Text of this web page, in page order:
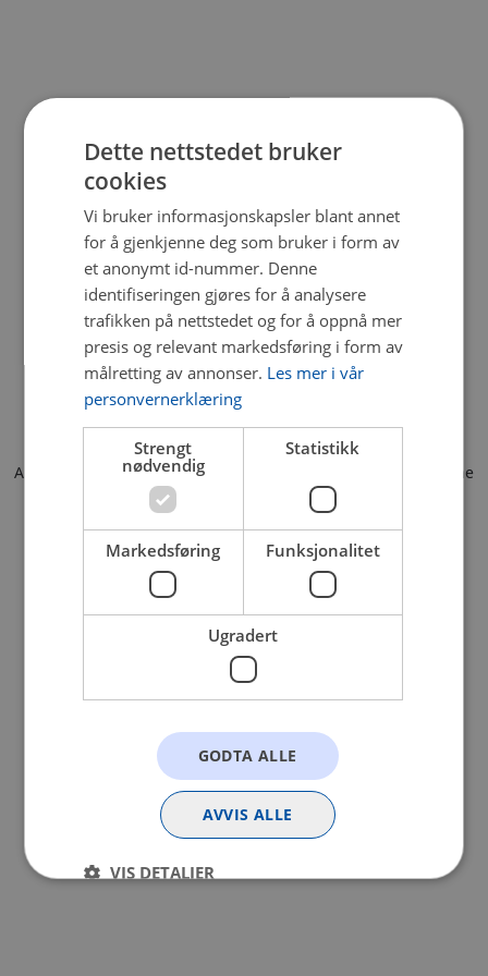
Application error: a client-side exception has occurred (see the
browser console for more information).
Dette nettstedet bruker
cookies
Vi bruker informasjonskapsler blant annet
for å gjenkjenne deg som bruker i form av
et anonymt id-nummer. Denne
identifiseringen gjøres for å analysere
trafikken på nettstedet og for å oppnå mer
presis og relevant markedsføring i form av
målretting av annonser. Les mer i vår
personvernerklæring
Strengt
nødvendig
Statistikk
Markedsføring Funksjonalitet
Ugradert
GODTA ALLE
AVVIS ALLE
VIS DETALJER